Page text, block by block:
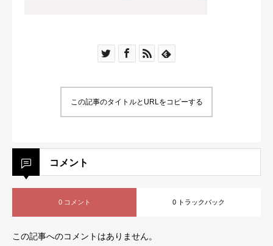
この記事のタイトルとURLをコピーする
コメント
0 コメント 0 トラックバック
この記事へのコメントはありません。